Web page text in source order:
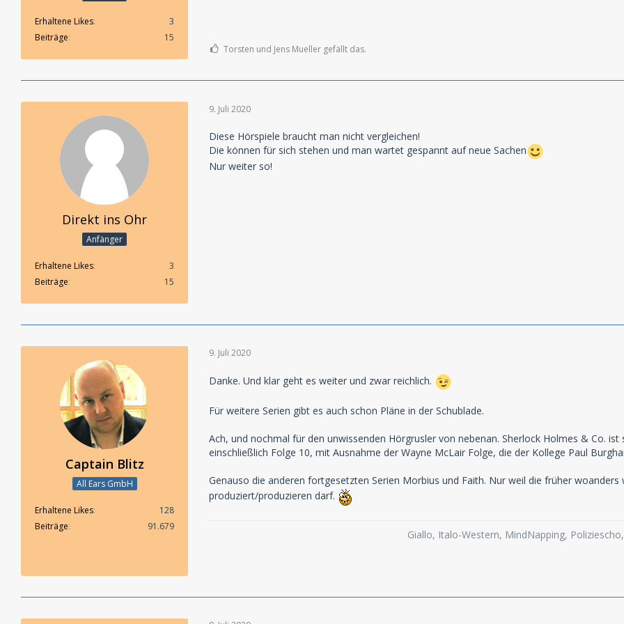
Erhaltene Likes
3
Beiträge
15
Torsten und Jens Mueller gefällt das.
Direkt ins Ohr
Anfänger
Erhaltene Likes
3
Beiträge
15
9. Juli 2020
Diese Hörspiele braucht man nicht vergleichen!
Die können für sich stehen und man wartet gespannt auf neue Sachen
Nur weiter so!
Captain Blitz
All Ears GmbH
Erhaltene Likes
128
Beiträge
91.679
9. Juli 2020
Danke. Und klar geht es weiter und zwar reichlich.
Für weitere Serien gibt es auch schon Pläne in der Schublade.
Ach, und nochmal für den unwissenden Hörgrusler von nebenan. Sherlock Holmes & Co.
einschließlich Folge 10, mit Ausnahme der Wayne McLair Folge, die der Kollege Paul
Genauso die anderen fortgesetzten Serien Morbius und Faith. Nur weil die früher
produziert/produzieren darf.
Giallo, Italo-Western, MindNapping,